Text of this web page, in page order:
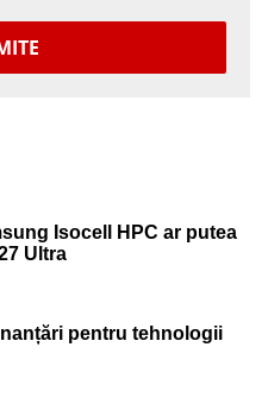
Isocell HPC ar putea
Ultra
pentru tehnologii